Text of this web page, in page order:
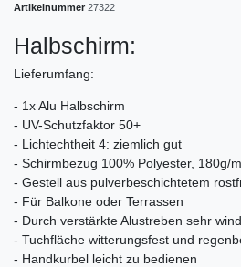
Artikelnummer 27322
Halbschirm:
Lieferumfang:
- 1x Alu Halbschirm
- UV-Schutzfaktor 50+
- Lichtechtheit 4: ziemlich gut
- Schirmbezug 100% Polyester, 180g/
- Gestell aus pulverbeschichtetem
- Für Balkone oder Terrassen
- Durch verstärkte Alustreben sehr
- Tuchfläche witterungsfest und
- Handkurbel leicht zu bedienen